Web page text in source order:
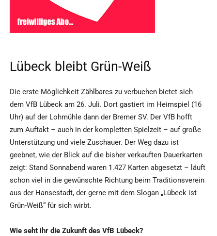
Lübeck bleibt Grün-Weiß
Die erste Möglichkeit Zählbares zu verbuchen bietet sich
dem VfB Lübeck am 26. Juli. Dort gastiert im Heimspiel (16
Uhr) auf der Lohmühle dann der Bremer SV. Der VfB hofft
zum Auftakt – auch in der kompletten Spielzeit – auf große
Unterstützung und viele Zuschauer. Der Weg dazu ist
geebnet, wie der Blick auf die bisher verkauften Dauerkarten
zeigt: Stand Sonnabend waren 1.427 Karten abgesetzt – läuft
schon viel in die gewünschte Richtung beim Traditionsverein
aus der Hansestadt, der gerne mit dem Slogan „Lübeck ist
Grün-Weiß“ für sich wirbt.
Wie seht ihr die Zukunft des VfB Lübeck?